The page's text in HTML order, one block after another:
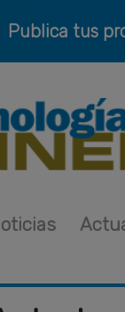
Publica tus